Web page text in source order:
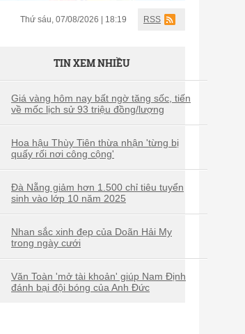
Thứ sáu, 07/08/2026 | 18:19 RSS
TIN XEM NHIỀU
Giá vàng hôm nay bất ngờ tăng sốc, tiến
về mốc lịch sử 93 triệu đồng/lượng
Hoa hậu Thùy Tiên thừa nhận 'từng bị
quấy rối nơi công cộng'
Đà Nẵng giảm hơn 1.500 chỉ tiêu tuyển
sinh vào lớp 10 năm 2025
Nhan sắc xinh đẹp của Doãn Hải My
trong ngày cưới
Văn Toàn 'mở tài khoản' giúp Nam Định
đánh bại đội bóng của Anh Đức